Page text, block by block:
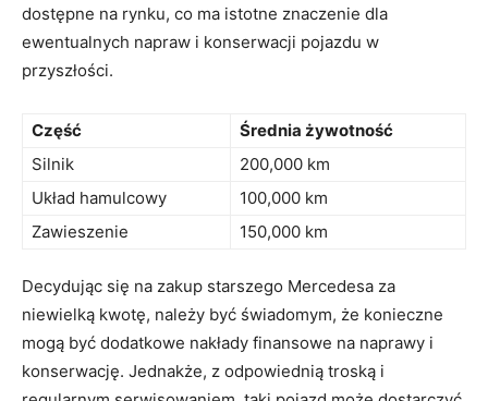
dostępne⁢ na rynku, co ma istotne⁢ znaczenie dla ​
ewentualnych napraw i konserwacji pojazdu w​
przyszłości.
Część
Średnia żywotność
Silnik
200,000 km
Układ hamulcowy
100,000 km
Zawieszenie
150,000 km
Decydując się na⁤ zakup starszego Mercedesa za
niewielką kwotę, należy ⁣być⁤ świadomym, ​że konieczne
mogą być‌ dodatkowe nakłady finansowe na naprawy i
konserwację. Jednakże, z odpowiednią troską i